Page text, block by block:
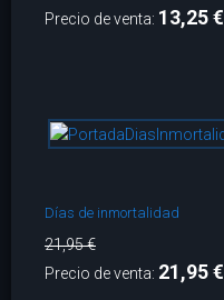
Precio de venta: 13,25 €
Días de inmortalidad
21,95 €
Precio de venta: 21,95 €